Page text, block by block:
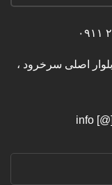
اصلی سرخرود ،